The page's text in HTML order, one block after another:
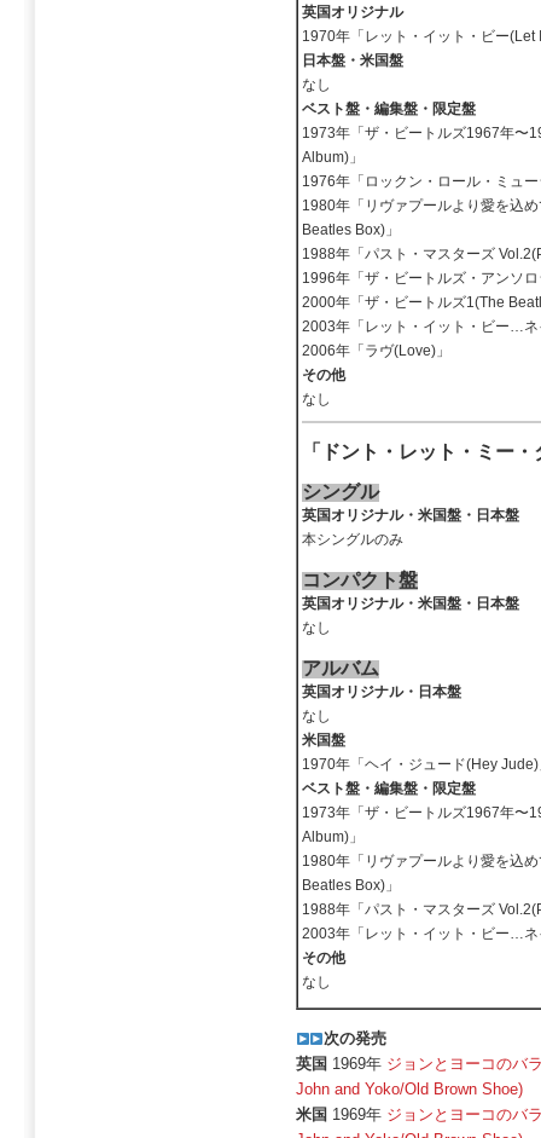
英国オリジナル
1970年「レット・イット・ビー(Let
日本盤・米国盤
なし
ベスト盤・編集盤・限定盤
1973年「ザ・ビートルズ1967年〜
Album)」
1976年「ロックン・ロール・ミュ
1980年「リヴァプールより愛を込
Beatles Box)」
1988年「パスト・マスターズ
1996年「ザ・ビートルズ・アンソ
2000年「ザ・ビートルズ1(The
2003年「レット・イット・ビー…
2006年「ラヴ(Love)」
その他
なし
「ドント・レット・ミー
シングル
英国オリジナル・米国盤・日本盤
本シングルのみ
コンパクト盤
英国オリジナル・米国盤・日本盤
なし
アルバム
英国オリジナル・日本盤
なし
米国盤
1970年「ヘイ・ジュード(Hey
ベスト盤・編集盤・限定盤
1973年「ザ・ビートルズ1967年〜
Album)」
1980年「リヴァプールより愛を込
Beatles Box)」
1988年「パスト・マスターズ
2003年「レット・イット・ビー…
その他
なし
次の発売
英国 1969年 ジョンとヨーコのバ
John and Yoko/Old Brown Shoe)
米国 1969年 ジョンとヨーコのバ